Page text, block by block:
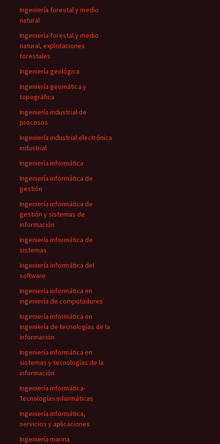
Ingeniería forestal y medio
natural
Ingeniería forestal y medio
natural, explotaciones
forestales
Ingeniería geológica
Ingeniería geomática y
topográfica
Ingeniería industrial de
procesos
Ingeniería industrial electrónica
industrial
Ingeniería informática
Ingeniería informática de
gestión
Ingeniería informática de
gestión y sistemas de
información
Ingeniería informática de
sistemas
Ingeniería informática del
software
Ingeniería informática en
ingeniería de computadores
Ingeniería informática en
ingeniería de tecnologías de la
información
Ingeniería informática en
sistemas y tecnologías de la
información
Ingeniería informática-
Tecnologías informáticas
Ingeniería informática,
servicios y aplicaciones
Ingeniería marina